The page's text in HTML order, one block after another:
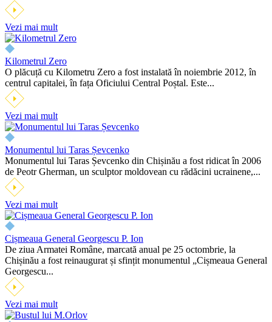
Vezi mai mult
Kilometrul Zero
O plăcuță cu Kilometru Zero a fost instalată în noiembrie 2012, în
centrul capitalei, în fața Oficiului Central Poștal. Este...
Vezi mai mult
Monumentul lui Taras Șevcenko
Monumentul lui Taras Șevcenko din Chișinău a fost ridicat în 2006
de Peotr Gherman, un sculptor moldovean cu rădăcini ucrainene,...
Vezi mai mult
Cișmeaua General Georgescu P. Ion
De ziua Armatei Române, marcată anual pe 25 octombrie, la
Chișinău a fost reinaugurat și sfințit monumentul „Cișmeaua General
Georgescu...
Vezi mai mult